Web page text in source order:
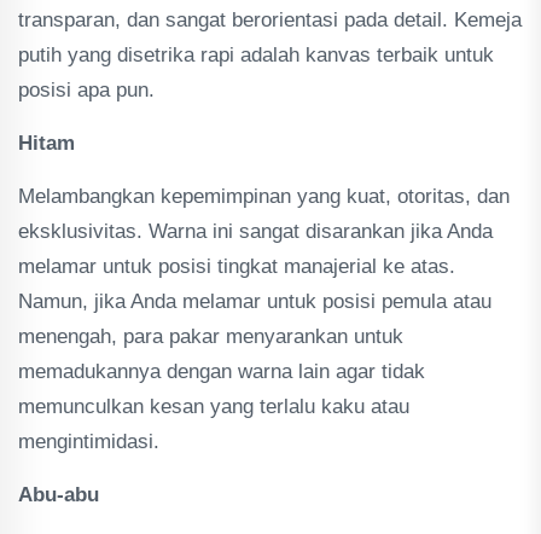
transparan, dan sangat berorientasi pada detail. Kemeja
putih yang disetrika rapi adalah kanvas terbaik untuk
posisi apa pun.
Hitam
Melambangkan kepemimpinan yang kuat, otoritas, dan
eksklusivitas. Warna ini sangat disarankan jika Anda
melamar untuk posisi tingkat manajerial ke atas.
Namun, jika Anda melamar untuk posisi pemula atau
menengah, para pakar menyarankan untuk
memadukannya dengan warna lain agar tidak
memunculkan kesan yang terlalu kaku atau
mengintimidasi.
Abu-abu